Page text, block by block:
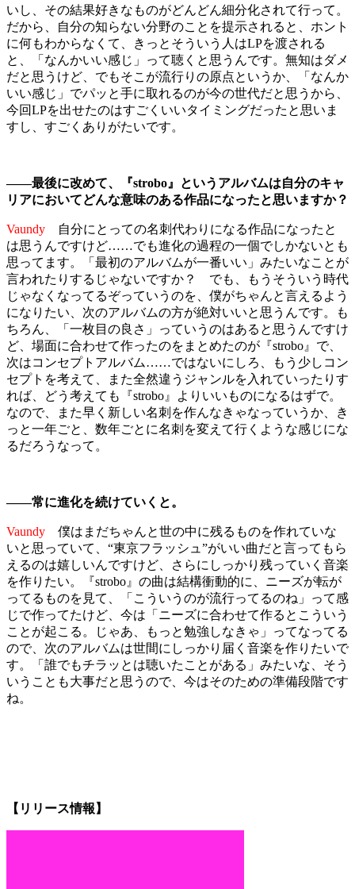
いし、その結果好きなものがどんどん細分化されて行って。
だから、自分の知らない分野のことを提示されると、ホント
に何もわからなくて、きっとそういう人はLPを渡される
と、「なんかいい感じ」って聴くと思うんです。無知はダメ
だと思うけど、でもそこが流行りの原点というか、「なんか
いい感じ」でパッと手に取れるのが今の世代だと思うから、
今回LPを出せたのはすごくいいタイミングだったと思いま
すし、すごくありがたいです。
――最後に改めて、『strobo』というアルバムは自分のキャ
リアにおいてどんな意味のある作品になったと思いますか？
Vaundy 自分にとっての名刺代わりになる作品になったと
は思うんですけど……でも進化の過程の一個でしかないとも
思ってます。「最初のアルバムが一番いい」みたいなことが
言われたりするじゃないですか？ でも、もうそういう時代
じゃなくなってるぞっていうのを、僕がちゃんと言えるよう
になりたい、次のアルバムの方が絶対いいと思うんです。も
ちろん、「一枚目の良さ」っていうのはあると思うんですけ
ど、場面に合わせて作ったのをまとめたのが『strobo』で、
次はコンセプトアルバム……ではないにしろ、もう少しコン
セプトを考えて、また全然違うジャンルを入れていったりす
れば、どう考えても『strobo』よりいいものになるはずで。
なので、また早く新しい名刺を作んなきゃなっていうか、き
っと一年ごと、数年ごとに名刺を変えて行くような感じにな
るだろうなって。
――常に進化を続けていくと。
Vaundy 僕はまだちゃんと世の中に残るものを作れていな
いと思っていて、“東京フラッシュ”がいい曲だと言ってもら
えるのは嬉しいんですけど、さらにしっかり残っていく音楽
を作りたい。『strobo』の曲は結構衝動的に、ニーズが転が
ってるものを見て、「こういうのが流行ってるのね」って感
じで作ってたけど、今は「ニーズに合わせて作るとこういう
ことが起こる。じゃあ、もっと勉強しなきゃ」ってなってる
ので、次のアルバムは世間にしっかり届く音楽を作りたいで
す。「誰でもチラッとは聴いたことがある」みたいな、そう
いうことも大事だと思うので、今はそのための準備段階です
ね。
【リリース情報】